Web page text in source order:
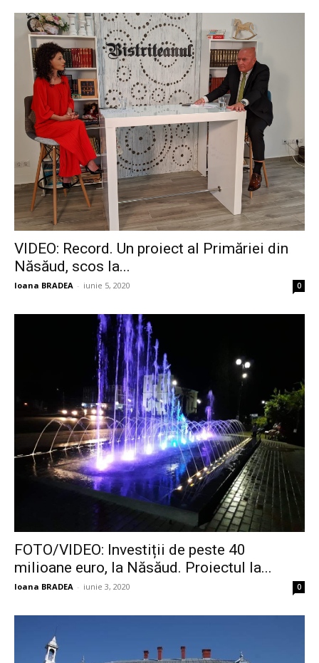
VIDEO: Record. Un proiect al Primăriei din
Năsăud, scos la...
Ioana BRADEA - iunie 5, 2020 0
FOTO/VIDEO: Investiții de peste 40
milioane euro, la Năsăud. Proiectul la...
Ioana BRADEA - iunie 3, 2020 0